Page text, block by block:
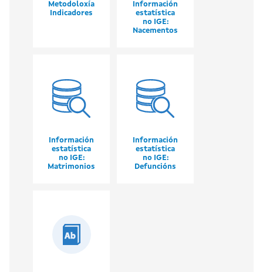
Metodoloxía
Indicadores
Información
estatística
no IGE:
Nacementos
Información
estatística
no IGE:
Matrimonios
Información
estatística
no IGE:
Defuncións